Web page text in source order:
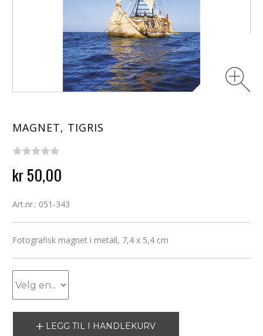
MAGNET, TIGRIS
kr 50,00
Art.nr.: 051-343
Fotografisk magnet i metall, 7,4 x 5,4 cm
LEGG TIL I HANDLEKURV